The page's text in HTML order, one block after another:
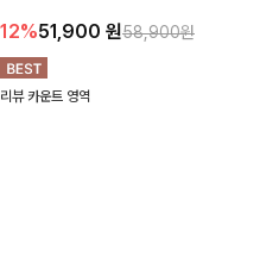
12%51,900 원58,900원
리뷰 카운트 영역